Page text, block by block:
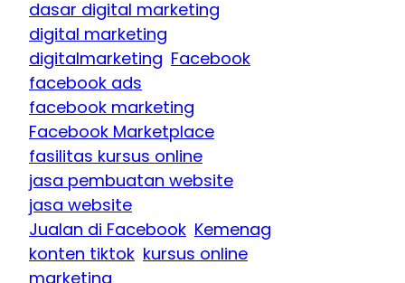
dasar digital marketing
digital marketing
digitalmarketing Facebook
facebook ads
facebook marketing
Facebook Marketplace
fasilitas kursus online
jasa pembuatan website
jasa website
Jualan di Facebook Kemenag
konten tiktok kursus online
marketing